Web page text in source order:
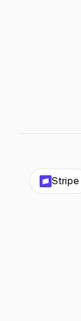
Stripe